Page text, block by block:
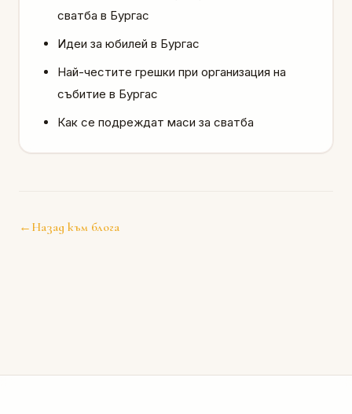
сватба в Бургас
Идеи за юбилей в Бургас
Най-честите грешки при организация на
събитие в Бургас
Как се подреждат маси за сватба
← Назад към блога